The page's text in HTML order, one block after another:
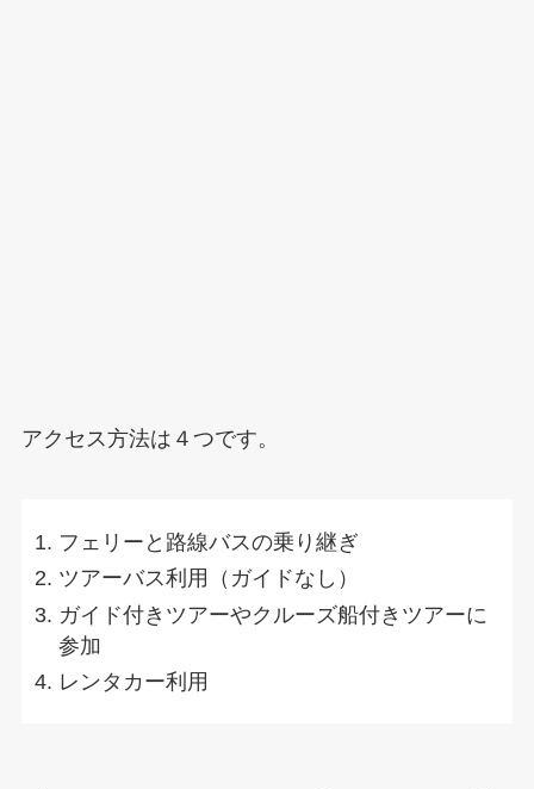
アクセス方法は４つです。
フェリーと路線バスの乗り継ぎ
ツアーバス利用（ガイドなし）
ガイド付きツアーやクルーズ船付きツアーに
参加
レンタカー利用